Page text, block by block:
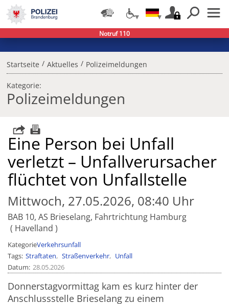
Startseite / Aktuelles / Polizeimeldungen
Kategorie:
Polizeimeldungen
Eine Person bei Unfall
verletzt – Unfallverursacher
flüchtet von Unfallstelle
Mittwoch, 27.05.2026, 08:40 Uhr
BAB 10, AS Brieselang, Fahrtrichtung Hamburg
Havelland
KategorieVerkehrsunfall
Tags Straftaten Straßenverkehr
Unfall
Datum 28.05.2026
Donnerstagvormittag kam es kurz hinter der
Anschlussstelle Brieselang zu einem
Notruf 110